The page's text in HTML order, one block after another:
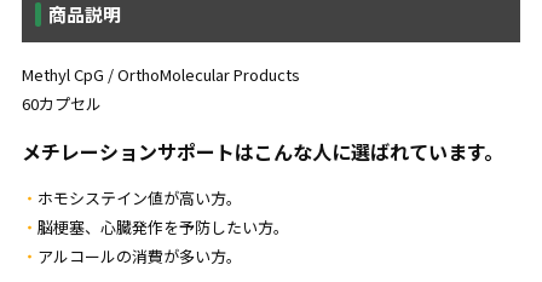
商品説明
Methyl CpG / OrthoMolecular Products
60カプセル
メチレーションサポートはこんな人に選ばれています。
ホモシステイン値が高い方。
脳梗塞、心臓発作を予防したい方。
アルコールの消費が多い方。